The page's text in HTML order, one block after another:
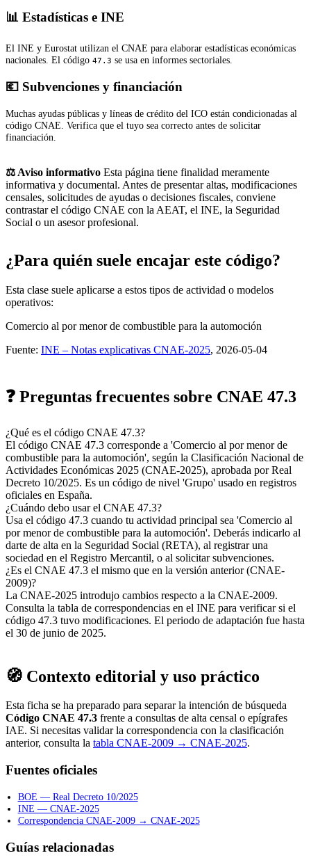
📊 Estadísticas e INE
El INE y Eurostat utilizan el CNAE para elaborar estadísticas económicas
nacionales. El código 47.3 se usa en informes sectoriales.
💶 Subvenciones y financiación
Muchas ayudas públicas y líneas de crédito del ICO están condicionadas al
código CNAE. Verifica que el tuyo sea correcto antes de solicitar
financiación.
⚖️ Aviso informativo Esta página tiene finalidad meramente
informativa y documental. Antes de presentar altas, modificaciones
censales, solicitudes de ayudas o decisiones fiscales, conviene
contrastar el código CNAE con la AEAT, el INE, la Seguridad
Social o un asesor profesional.
¿Para quién suele encajar este código?
Esta clase suele aplicarse a estos tipos de actividad o modelos
operativos:
Comercio al por menor de combustible para la automoción
Fuente: INE – Notas explicativas CNAE-2025, 2026-05-04
❓ Preguntas frecuentes sobre CNAE 47.3
¿Qué es el código CNAE 47.3?
El código CNAE 47.3 corresponde a 'Comercio al por menor de
combustible para la automoción', según la Clasificación Nacional de
Actividades Económicas 2025 (CNAE-2025), aprobada por Real
Decreto 10/2025. Es un código de nivel 'Grupo' usado en registros
oficiales en España.
¿Cuándo debo usar el CNAE 47.3?
Usa el código 47.3 cuando tu actividad principal sea 'Comercio al
por menor de combustible para la automoción'. Deberás indicarlo al
darte de alta en la Seguridad Social (RETA), al registrar una
sociedad en el Registro Mercantil, o al solicitar subvenciones.
¿Es el CNAE 47.3 el mismo que en la versión anterior (CNAE-
2009)?
La CNAE-2025 introdujo cambios respecto a la CNAE-2009.
Consulta la tabla de correspondencias en el INE para verificar si el
código 47.3 tuvo modificaciones. El periodo de adaptación fue hasta
el 30 de junio de 2025.
🧭 Contexto editorial y uso práctico
Esta ficha se ha preparado para separar la intención de búsqueda
Código CNAE 47.3 frente a consultas de alta censal o epígrafes
IAE. Si necesitas validar la correspondencia con la clasificación
anterior, consulta la tabla CNAE-2009 → CNAE-2025.
Fuentes oficiales
BOE — Real Decreto 10/2025
INE — CNAE-2025
Correspondencia CNAE-2009 → CNAE-2025
Guías relacionadas